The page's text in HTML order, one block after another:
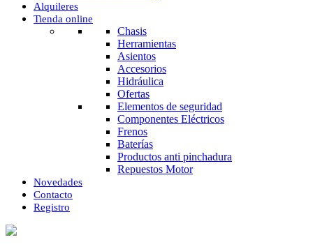
Alquileres
Tienda online
Chasis
Herramientas
Asientos
Accesorios
Hidráulica
Ofertas
Elementos de seguridad
Componentes Eléctricos
Frenos
Baterías
Productos anti pinchadura
Repuestos Motor
Novedades
Contacto
Registro